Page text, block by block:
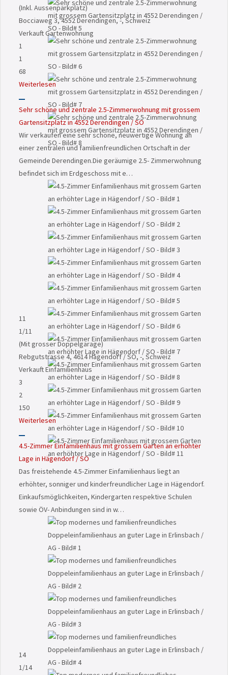
(Inkl. Aussenparkplatz)
Bocciaweg 3, 4552 Derendingen, -, Schweiz
VerkauftGartenwohnung
1
1
68
Weiterlesen
Sehr schöne und zentrale 2.5-Zimmerwohnung mit grossem
Gartensitzplatz in 4552 Derendingen / SO
Wir verkaufen eine sehr schöne, neuwertige Wohnung an
einer zentralen und familienfreundlichen Ortschaft in der
Gemeinde Derendingen.Die geräumige 2.5- Zimmerwohnung
befindet sich im Erdgeschoss mit e…
11
1/11
(Mit grosser Doppelgarage)
Rebgutstrasse 4, 4614 Hägendorf / SO, -, Schweiz
VerkauftEinfamilienhaus
3
2
150
Weiterlesen
4.5-Zimmer Einfamilienhaus mit grossem Garten an erhöhter
Lage in Hägendorf / SO
Das freistehende 4.5-Zimmer Einfamilienhaus liegt an
erhöhter, sonniger und kinderfreundlicher Lage in Hägendorf.
Einkaufsmöglichkeiten, Kindergarten respektive Schulen
sowie ÖV- Anbindungen sind in w…
14
1/14